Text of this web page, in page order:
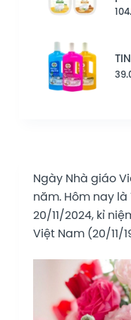
Ngày Nhà giáo
năm. Hôm nay là
20/11/2024, kỉ
Việt Nam (20/11/